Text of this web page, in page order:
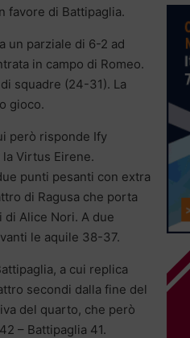
favore di Battipaglia.
un parziale di 6-2 ad
in campo di Romeo.
squadre (24-31). La
gioco.
però risponde Ify
Virtus Eirene.
punti pesanti con extra
di Ragusa che porta
di Alice Nori. A due
le aquile 38-37.
a cui replica
secondi dalla fine del
del quarto, che però
– Battipaglia 41.